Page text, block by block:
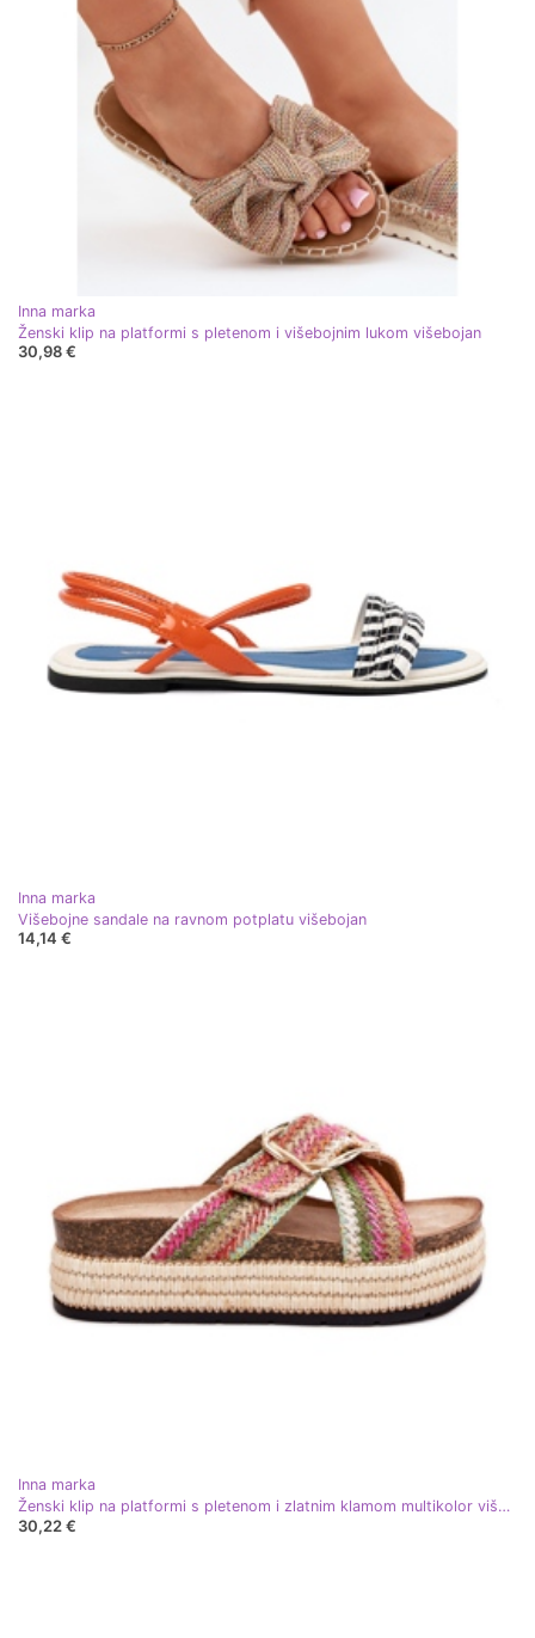
Inna marka
Ženski klip na platformi s pletenom i višebojnim lukom višebojan
30,98 €
Inna marka
Višebojne sandale na ravnom potplatu višebojan
14,14 €
Inna marka
Ženski klip na platformi s pletenom i zlatnim klamom multikolor višebojan
30,22 €